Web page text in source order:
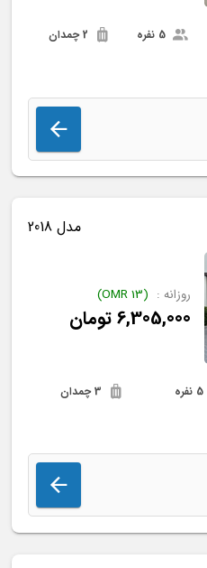
مدل 2018
روزانه : (
13
OMR
)
6,305,000تومان